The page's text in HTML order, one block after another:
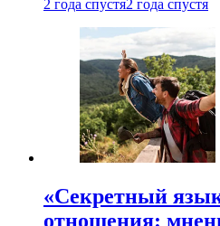
2 года спустя2 года спустя
«Секретный
отношения: